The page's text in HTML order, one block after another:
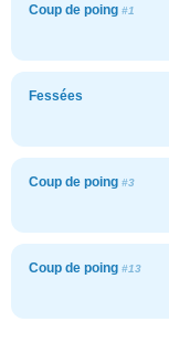
Coup de poing #1
Fessées
Coup de poing #3
Coup de poing #13